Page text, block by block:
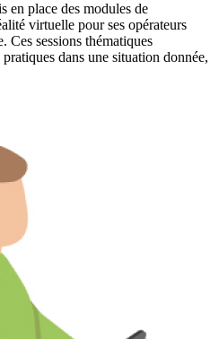
en place des modules de
virtuelle pour ses opérateurs
Ces sessions thématiques
dans une situation donnée,